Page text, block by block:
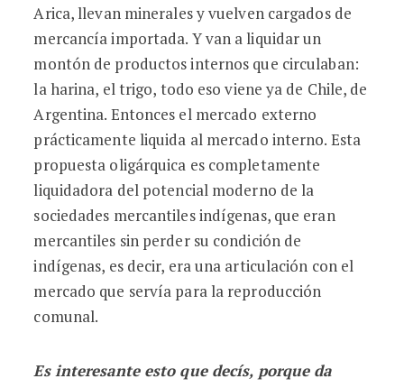
Arica, llevan minerales y vuelven cargados de
mercancía importada. Y van a liquidar un
montón de productos internos que circulaban:
la harina, el trigo, todo eso viene ya de Chile, de
Argentina. Entonces el mercado externo
prácticamente liquida al mercado interno. Esta
propuesta oligárquica es completamente
liquidadora del potencial moderno de la
sociedades mercantiles indígenas, que eran
mercantiles sin perder su condición de
indígenas, es decir, era una articulación con el
mercado que servía para la reproducción
comunal.
Es interesante esto que decís, porque da